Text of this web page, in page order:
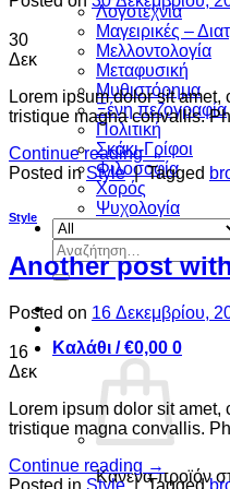
Λογοτεχνία
Μαγειρικές –
Μελλοντολογία
Μεταφυσική
Μυθιστόρημα
Ξένη πεζογραφία
Πολιτική
Σκάκι-Γρίφοι
Φιλοσοφία
Χορός
Ψυχολογία
Αναζήτηση
για:
Καλάθι /€0,00 0
Κανένα προϊόν
30
Δεκ
Lorem ipsum dolor sit
tristique magna convallis.
Continue reading→
Posted inStyle | Tagged
Style
Another post
Posted on 16 Δεκεμβρίου,
16
Δεκ
Lorem ipsum dolor sit
tristique magna convallis.
Continue reading →